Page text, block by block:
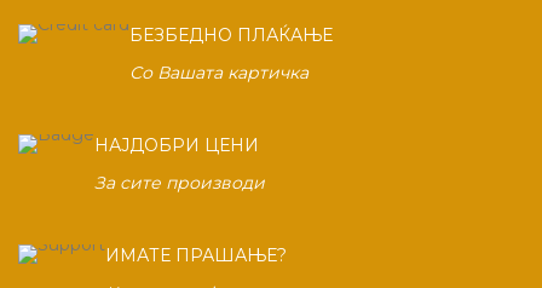
БЕЗБЕДНО ПЛАЌАЊЕ
Со Вашата картичка
НАЈДОБРИ ЦЕНИ
За сите производи
ИМАТЕ ПРАШАЊЕ?